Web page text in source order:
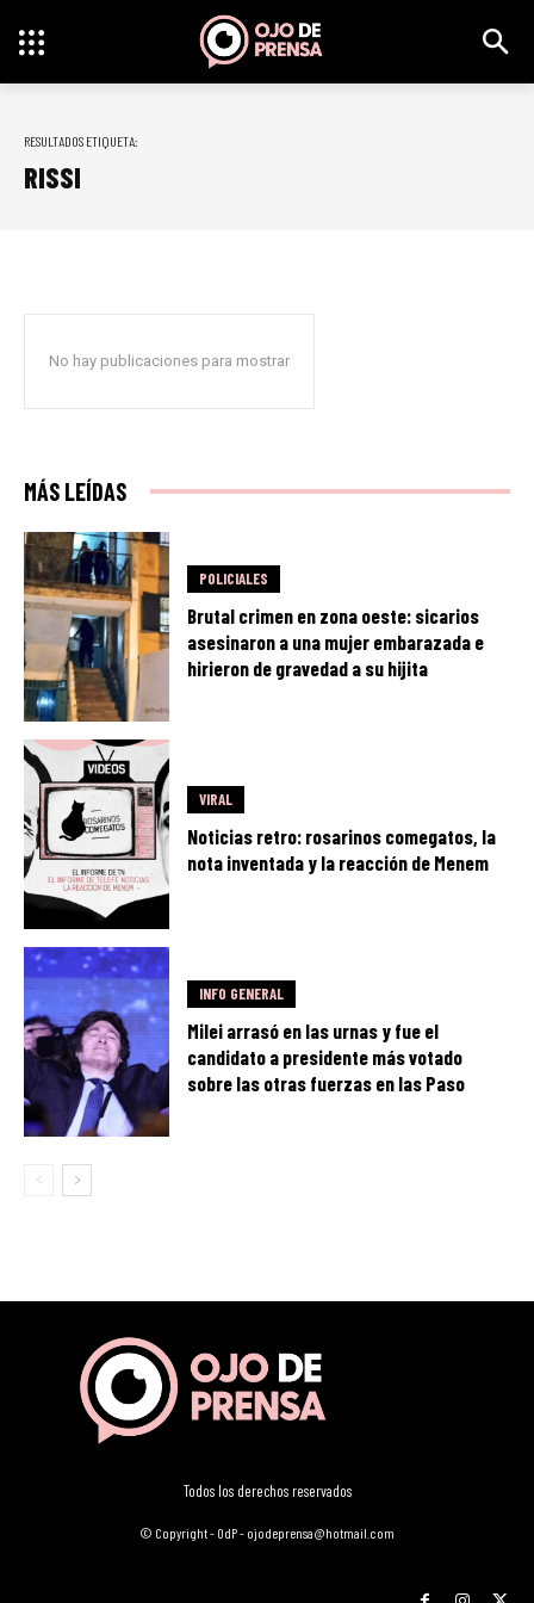
RESULTADOS ETIQUETA:
RISSI
No hay publicaciones para mostrar
MÁS LEÍDAS
POLICIALES
Brutal crimen en zona oeste: sicarios
asesinaron a una mujer embarazada e
hirieron de gravedad a su hijita
VIRAL
Noticias retro: rosarinos comegatos, la
nota inventada y la reacción de Menem
INFO GENERAL
Milei arrasó en las urnas y fue el
candidato a presidente más votado
sobre las otras fuerzas en las Paso
Todos los derechos reservados
© Copyright - OdP - ojodeprensa@hotmail.com